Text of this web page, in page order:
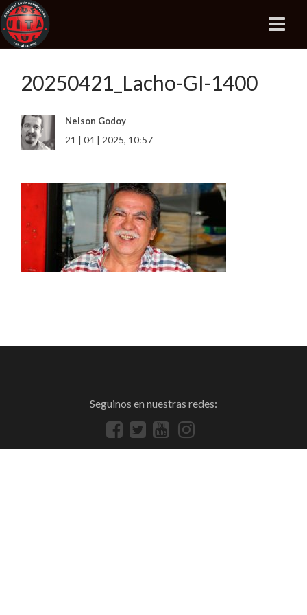
20250421_Lacho-GI-1400
Nelson Godoy
21 | 04 | 2025, 10:57
Seguinos en nuestras redes: